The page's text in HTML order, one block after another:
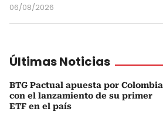
06/08/2026
Últimas Noticias
BTG Pactual apuesta por Colombia
con el lanzamiento de su primer
ETF en el país